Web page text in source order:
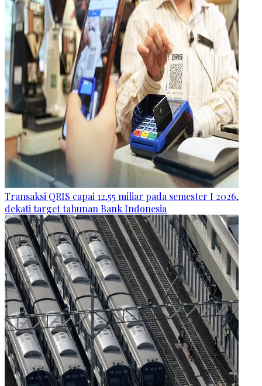
Transaksi QRIS capai 12,55 miliar pada semester I 2026,
dekati target tahunan Bank Indonesia